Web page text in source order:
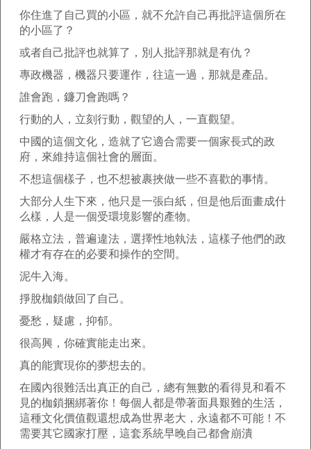
你住進了自己買的小區，就不允許自己再批評這個所在
的小區了？
或者自己批評也就算了，別人批評那就是有仇？
專政機器，機器只要運作，往這一過，那就是產品。
誰會跑，鐮刀會跑嗎？
行動的人，立刻行動，觀望的人，一直觀望。
中國的這個文化，造就了它適合需要一個家長式的政
府，來維持這個社會的層面。
不想這個樣子，也不想被裹挾做一些不喜歡的事情。
大部分人生下來，他只是一張白紙，但是他后面畫成什
么樣，人是一個受環境影響的產物。
嚴格立法，普遍違法，選擇性地執法，這樣子他們的政
權才有存在的必要和操作的空間。
泥牛入海。
掙脫枷鎖做回了自己。
憂愁，疑慮，抑郁。
很高興，你確實能走出來。
真的能實現你的夢想去的。
在國內很難活出真正的自己，總有無數的看得見和看不
見的枷鎖捆綁著你！每個人都是帶著面具艱難的生活，
這種文化價值觀還想成為世界老大，永遠都不可能！不
需要其它國家打壓，這套系統早晚自己都會崩潰